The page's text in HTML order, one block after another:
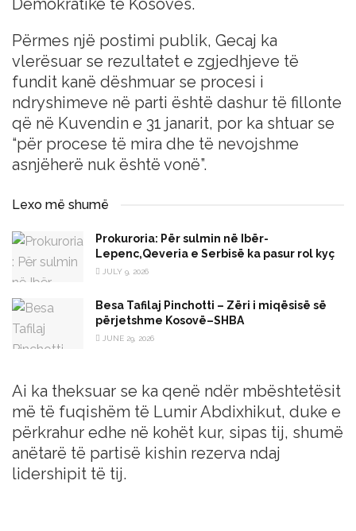
Përmes një postimi publik, Gecaj ka
vlerësuar se rezultatet e zgjedhjeve të
fundit kanë dëshmuar se procesi i
ndryshimeve në parti është dashur të fillonte
që në Kuvendin e 31 janarit, por ka shtuar se
“për procese të mira dhe të nevojshme
asnjëherë nuk është vonë”.
Lexo më shumë
Prokuroria: Për sulmin në Ibër-
Lepenc,Qeveria e Serbisë ka pasur rol kyç
JULY 9, 2026
Besa Tafilaj Pinchotti – Zëri i miqësisë së
përjetshme Kosovë–SHBA
JUNE 29, 2026
Ai ka theksuar se ka qenë ndër mbështetësit
më të fuqishëm të Lumir Abdixhikut, duke e
përkrahur edhe në kohët kur, sipas tij, shumë
anëtarë të partisë kishin rezerva ndaj
lidershipit të tij.